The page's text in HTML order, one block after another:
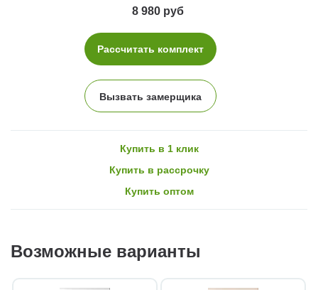
8 980 руб
Рассчитать комплект
Вызвать замерщика
Купить в 1 клик
Купить в рассрочку
Купить оптом
Возможные варианты